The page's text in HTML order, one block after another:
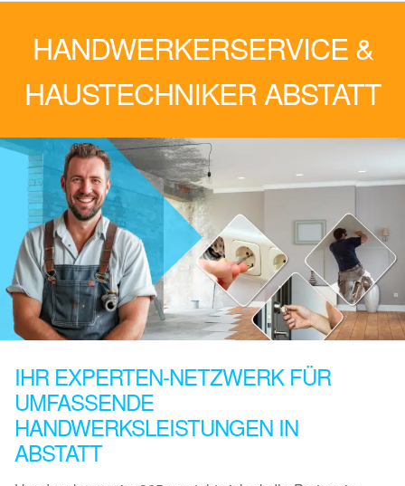
HANDWERKERSERVICE &
HAUSTECHNIKER ABSTATT
IHR EXPERTEN-NETZWERK FÜR
UMFASSENDE
HANDWERKSLEISTUNGEN IN
ABSTATT